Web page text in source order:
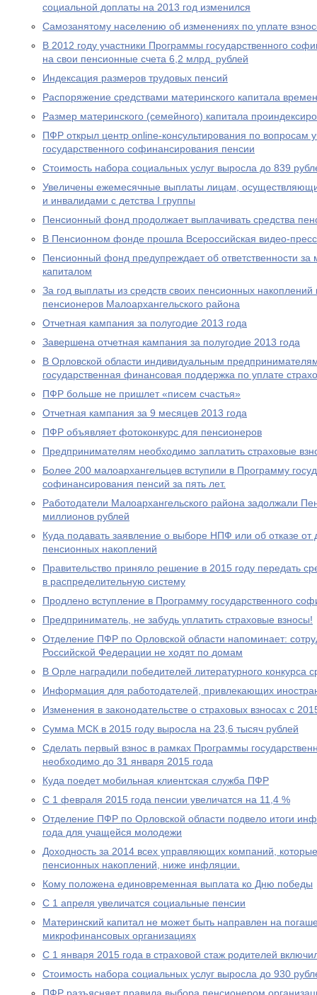
социальной доплаты на 2013 год изменился
Самозанятому населению об изменениях по уплате
В 2012 году участники Программы государственного
на свои пенсионные счета 6,2 млрд. рублей
Индексация размеров трудовых пенсий
Распоряжение средствами материнского капитала
Размер материнского (семейного) капитала
ПФР открыл центр online-консультирования по вопросам
государственного софинансирования пенсии
Стоимость набора социальных услуг выросла до 839
Увеличены ежемесячные выплаты лицам,
и инвалидами с детства I группы
Пенсионный фонд продолжает выплачивать средства
В Пенсионном фонде прошла Всероссийская видео-
Пенсионный фонд предупреждает об ответственности
капиталом
За год выплаты из средств своих пенсионных накоплений
пенсионеров Малоархангельского района
Отчетная кампания за полугодие 2013 года
Завершена отчетная кампания за полугодие 2013 года
В Орловской области индивидуальным
государственная финансовая поддержка по уплате
ПФР больше не пришлет «писем счастья»
Отчетная кампания за 9 месяцев 2013 года
ПФР объявляет фотоконкурс для пенсионеров
Предпринимателям необходимо заплатить страховые
Более 200 малоархангельцев вступили в Программу
софинансирования пенсий за пять лет.
Работодатели Малоархангельского района задолжали
миллионов рублей
Куда подавать заявление о выборе НПФ или об отказе
пенсионных накоплений
Правительство приняло решение в 2015 году передать
в распределительную систему
Продлено вступление в Программу государственного
Предприниматель, не забудь уплатить страховые взносы!
Отделение ПФР по Орловской области напоминает:
Российской Федерации не ходят по домам
В Орле наградили победителей литературного конкурса
Информация для работодателей, привлекающих
Изменения в законодательстве о страховых взносах с
Сумма МСК в 2015 году выросла на 23,6 тысяч рублей
Сделать первый взнос в рамках Программы
необходимо до 31 января 2015 года
Куда поедет мобильная клиентская служба ПФР
С 1 февраля 2015 года пенсии увеличатся на 11,4 %
Отделение ПФР по Орловской области подвело итоги
года для учащейся молодежи
Доходность за 2014 всех управляющих компаний,
пенсионных накоплений, ниже инфляции.
Кому положена единовременная выплата ко Дню победы
С 1 апреля увеличатся социальные пенсии
Материнский капитал не может быть направлен на
микрофинансовых организациях
С 1 января 2015 года в страховой стаж родителей
Стоимость набора социальных услуг выросла до 930